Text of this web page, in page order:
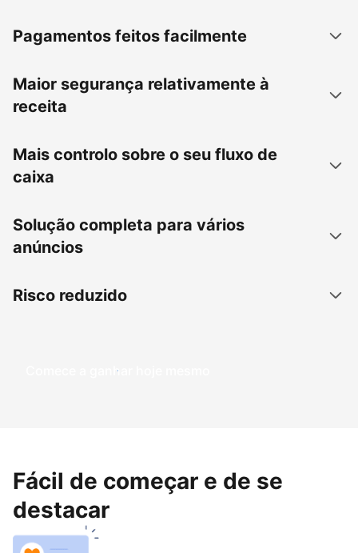
Pagamentos feitos facilmente
Maior segurança relativamente à
receita
Mais controlo sobre o seu fluxo de
caixa
Solução completa para vários
anúncios
Risco reduzido
Comece a ganhar hoje mesmo
Fácil de começar e de se
destacar